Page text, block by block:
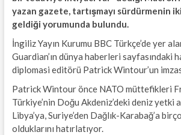
yazan gazete, tartışmayı sürdürmenin
geldiği yorumunda bulundu.
İngiliz Yayın Kurumu BBC Türkçe’de yer
Guardian’ın dünya haberleri sayfasındaki
diplomasi editörü Patrick Wintour’un
Patrick Wintour önce NATO müttefikleri
Türkiye’nin Doğu Akdeniz’deki deniz yetki
Libya’ya, Suriye’den Dağlık-Karabağ’a
olduklarını hatırlatıyor.